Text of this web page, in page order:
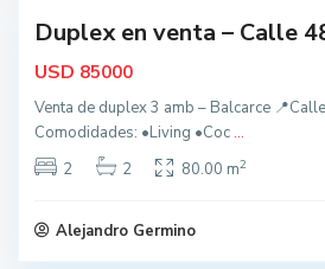
Duplex en venta – Calle
USD 85000
Venta de duplex 3 amb – Balcarce
Comodidades: •Living •Coc ...
2
2 80.00 m2
Alejandro Germino
B
l
c
a
c